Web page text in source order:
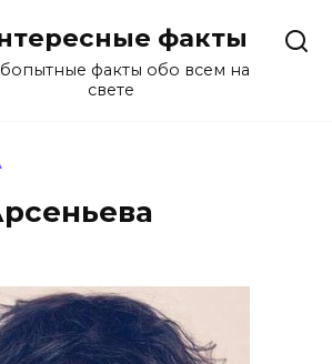
факты
факты обо всем на
свете